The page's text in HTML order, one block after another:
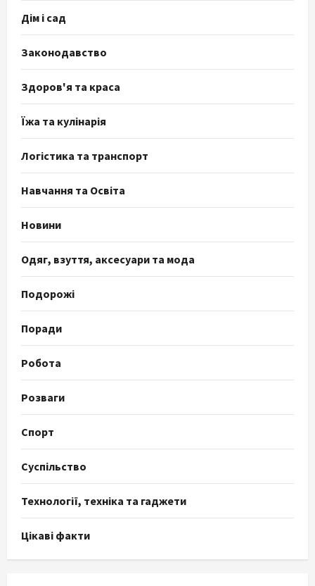
Дім і сад
Законодавство
Здоров'я та краса
Їжа та кулінарія
Логістика та транспорт
Навчання та Освіта
Новини
Одяг, взуття, аксесуари та мода
Подорожі
Поради
Робота
Розваги
Спорт
Суспільство
Технології, техніка та гаджети
Цікаві факти